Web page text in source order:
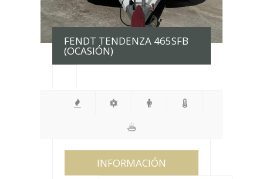
FENDT TENDENZA 465SFB
(OCASIÓN)
INFORMACIÓN